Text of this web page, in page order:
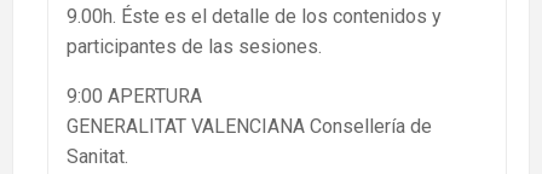
9.00h. Éste es el detalle de los contenidos y
participantes de las sesiones.
9:00 APERTURA
GENERALITAT VALENCIANA Consellería de
Sanitat.